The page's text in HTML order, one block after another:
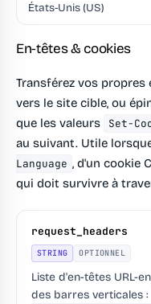
États-Unis (US)
En-têtes & cookies
Transférez vos
vers le site cible, ou
que les valeurs
Set-
au suivant. Utile
Language , d'un cookie
qui doit survivre à
request_headers
STRING OPTIONNEL
Liste d'en-têtes URL-
des barres verticales :